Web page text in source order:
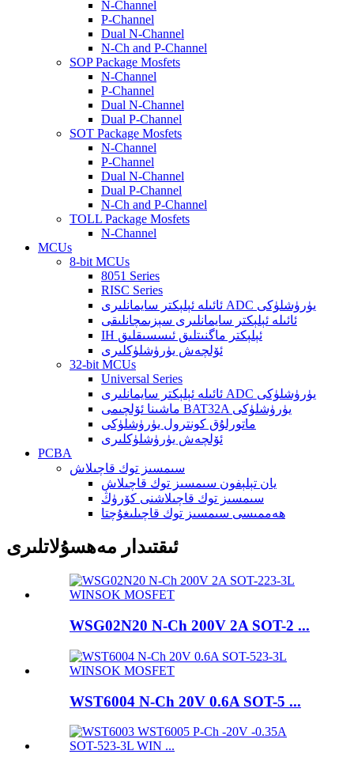
N-Channel
P-Channel
Dual N-Channel
N-Ch and P-Channel
SOP Package Mosfets
N-Channel
P-Channel
Dual N-Channel
Dual P-Channel
SOT Package Mosfets
N-Channel
P-Channel
Dual N-Channel
Dual P-Channel
N-Ch and P-Channel
TOLL Package Mosfets
N-Channel
MCUs
8-bit MCUs
8051 Series
RISC Series
ئائىلە ئېلېكتر سايمانلىرى ADC يۈرۈشلۈكى
ئائىلە ئېلېكتر سايمانلىرى سېزىمچانلىقى
IH ئېلېكتر ماگنىتلىق ئىسسىقلىق
ئۆلچەش يۈرۈشلۈكلىرى
32-bit MCUs
Universal Series
ئائىلە ئېلېكتر سايمانلىرى ADC يۈرۈشلۈكى
ماشىنا ئۆلچىمى BAT32A يۈرۈشلۈكى
ماتورلۇق كونترول يۈرۈشلۈكى
ئۆلچەش يۈرۈشلۈكلىرى
PCBA
سىمسىز توك قاچىلاش
يان تېلېفون سىمسىز توك قاچىلاش
سىمسىز توك قاچىلاشنى كۆرۈڭ
ھەممىسى سىمسىز توك قاچىلىغۇچتا
ئىقتىدار مەھسۇلاتلىرى
WSG02N20 N-Ch 200V 2A SOT-2 ...
WST6004 N-Ch 20V 0.6A SOT-5 ...